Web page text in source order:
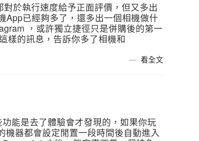
於執行速度給予正面評價，但又多出
App已經夠多了，還多出一個相機做什
，或許獨立捷徑只是併購後的第一
樣的訊息，告訴你多了相機和
看全文
能是去了體驗會才發現的，如果你玩
器都會設定閒置一段時間後自動進入